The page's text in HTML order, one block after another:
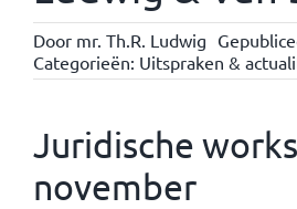
Door mr. Th.R. Ludwig
Categorieën: Uitspraken &
Juridische
november